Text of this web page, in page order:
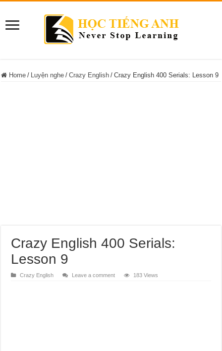
Home / Luyện nghe / Crazy English / Crazy English 400 Serials: Lesson 9
Crazy English 400 Serials:
Lesson 9
Crazy English Leave a comment 183 Views